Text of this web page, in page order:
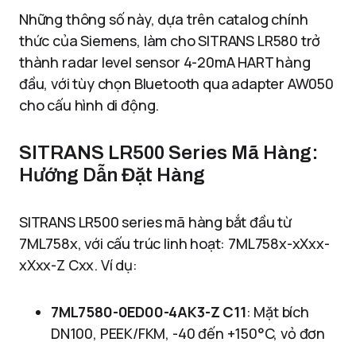
Những thông số này, dựa trên catalog chính
thức của Siemens, làm cho SITRANS LR580 trở
thành radar level sensor 4-20mA HART hàng
đầu, với tùy chọn Bluetooth qua adapter AW050
cho cấu hình di động.
SITRANS LR500 Series Mã Hàng:
Hướng Dẫn Đặt Hàng
SITRANS LR500 series mã hàng bắt đầu từ
7ML758x, với cấu trúc linh hoạt: 7ML758x-xXxx-
xXxx-Z Cxx. Ví dụ:
7ML7580-0ED00-4AK3-Z C11: Mặt bích
DN100, PEEK/FKM, -40 đến +150°C, vỏ đơn